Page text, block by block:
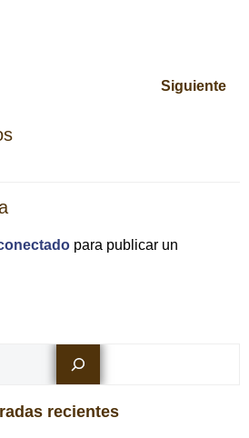
Navegación
Siguiente
para publicar un
recientes